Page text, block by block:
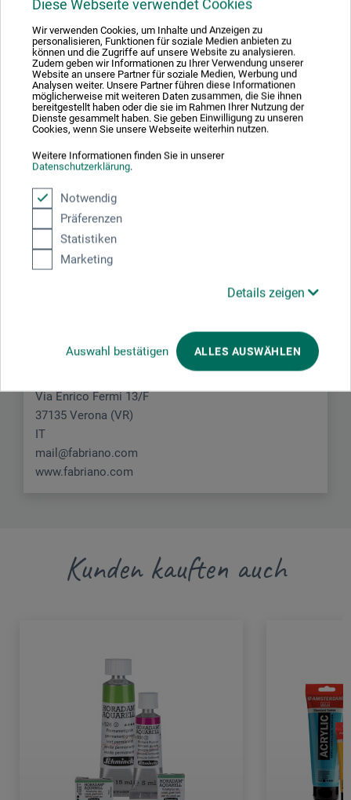
Diese Webseite verwendet Cookies
Wir verwenden Cookies, um Inhalte und Anzeigen zu
personalisieren, Funktionen für soziale Medien anbieten zu
können und die Zugriffe auf unsere Website zu analysieren.
Zudem geben wir Informationen zu Ihrer Verwendung unserer
Website an unsere Partner für soziale Medien, Werbung und
Analysen weiter. Unsere Partner führen diese Informationen
möglicherweise mit weiteren Daten zusammen, die Sie ihnen
bereitgestellt haben oder die sie im Rahmen Ihrer Nutzung der
Dienste gesammelt haben. Sie geben Einwilligung zu unseren
Cookies, wenn Sie unsere Webseite weiterhin nutzen.
Weitere Informationen finden Sie in unserer
Datenschutzerklärung.
Notwendig
Präferenzen
Statistiken
Marketing
Details zeigen
Auswahl bestätigen ALLES AUSWÄHLEN
Disegno 4 ein der besten Papiere die ich kenne Sehr gut
zum Zeichen ob Bleistift Stärken von H bis B Man kann
sehr gut Radieren auf dem glatten Papier ob Bleistift,
Fineliner oder Zeichenfeder das Papier ermöglich
konturenscharfe Linien Auch kann man Malen mit Tinte,
Gouache-, Acrly- oder Airbrush Farben wie Ecoline oder
Aerocolor. Copic Marker bluten durch Papier auf die
Rückseite, macht aber keine flecken. Das Papier last sich
gut scannen, wegen seine glatte weiße Oberfläche Einziger
oder 33x48 cm.
Hersteller-Kontakt
diesem Produkt.
Via Enrico Fermi 13/F
37135 Verona (VR)
IT
mail@fabriano.com
www.fabriano.com
Kunden kauften auch